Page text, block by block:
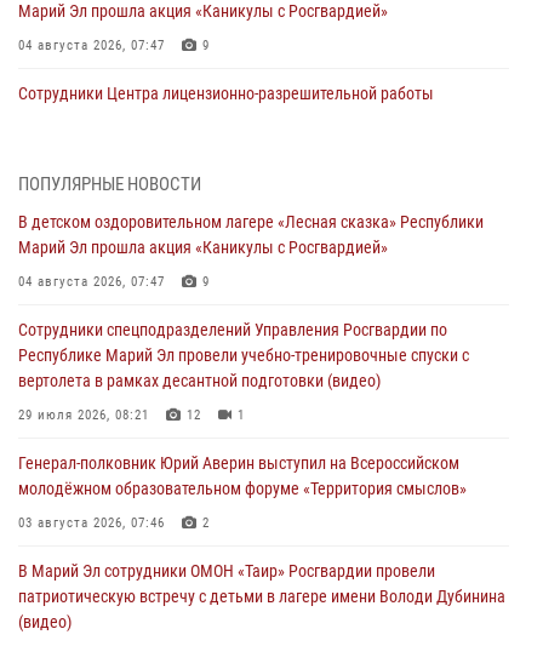
Марий Эл прошла акция «Каникулы с Росгвардией»
04 августа 2026, 07:47 9
Сотрудники Центра лицензионно-разрешительной работы
04 августа 2026, 06:46
В Йошкар-Оле для сотрудников Росгвардии провели занятие по
антикоррупционной тематике
04 августа 2026, 06:06 2
Генерал-полковник Юрий Аверин выступил на Всероссийском
молодёжном образовательном форуме «Территория смыслов»
03 августа 2026, 07:46
празднования Дня ВДВ и проведения матчевого турнира на Кубок
Раимкуля Малахбекова
03 августа 2026, 06:52 7
Центральная войсковая комендатура Росгвардии отмечает день
образования 2 августа
02 августа 2026, 11:44
ПОПУЛЯРНЫЕ НОВОСТИ
В детском оздоровительном лагере «Лесная сказка» Республики
Марий Эл прошла акция «Каникулы с Росгвардией»
04 августа 2026, 07:47 9
Сотрудники спецподразделений Управления Росгвардии по
Республике Марий Эл провели учебно-тренировочные спуски с
вертолета в рамках десантной подготовки (видео)
29 июля 2026, 08:21 12 1
Генерал-полковник Юрий Аверин выступил на Всероссийском
молодёжном образовательном форуме «Территория смыслов»
03 августа 2026, 07:46 2
В Марий Эл сотрудники ОМОН «Таир» Росгвардии провели
патриотическую встречу с детьми в лагере имени Володи Дубинина
(видео)